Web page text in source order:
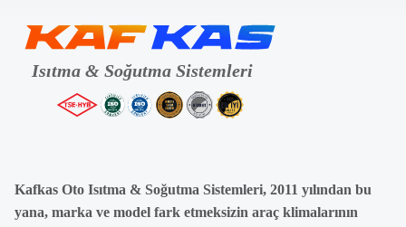
Kafkas Oto Isıtma & Soğutma Sistemleri, 2011 yılından bu
yana, marka ve model fark etmeksizin araç klimalarının